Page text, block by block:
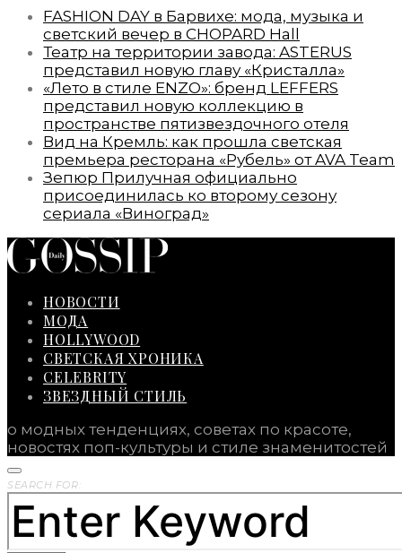
FASHION DAY в Барвихе: мода, музыка и
светский вечер в CHOPARD Hall
Театр на территории завода: ASTERUS
представил новую главу «Кристалла»
«Лето в стиле ENZO»: бренд LEFFERS
представил новую коллекцию в
пространстве пятизвездочного отеля
Вид на Кремль: как прошла светская
премьера ресторана «Рубель» от AVA Team
Зепюр Прилучная официально
присоединилась ко второму сезону
сериала «Виноград»
НОВОСТИ
МОДА
HOLLYWOOD
СВЕТСКАЯ ХРОНИКА
CELEBRITY
ЗВЕЗДНЫЙ СТИЛЬ
о модных тенденциях, советах по красоте,
новостях поп-культуры и стиле знаменитостей
SEARCH FOR: